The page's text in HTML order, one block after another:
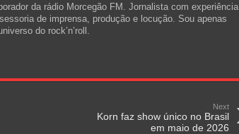
da rádio Morcegão FM. Jornalista com experiência
de imprensa, produção e locução. Sou apenas
do rock’n’roll.
Next
Korn faz show único no Brasil
em maio de 2026